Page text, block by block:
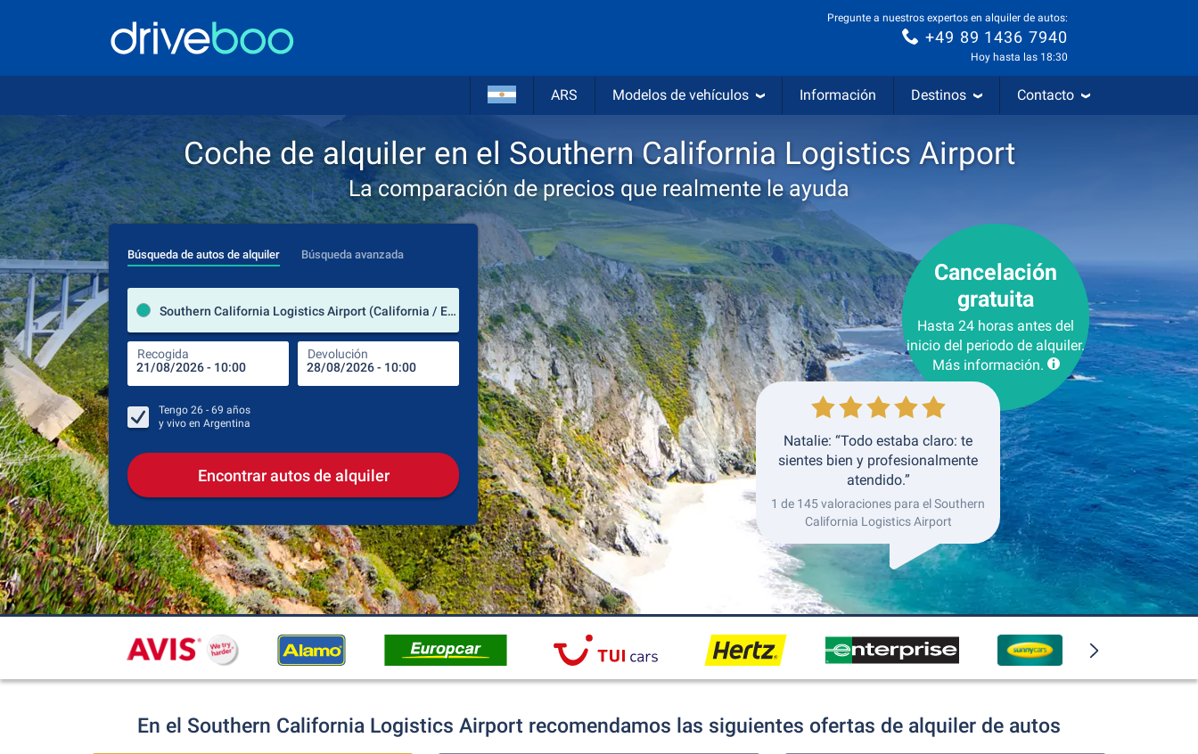
Pregunte a nuestros expertos en alquiler de autos:
+49 89 1436 7940
Hoy hasta las 18:30
ARS Modelos de vehículos Información Destinos Contacto
Coche de alquiler en el Southern California Logistics Airport
La comparación de precios que realmente le ayuda
Búsqueda de autos de alquiler Búsqueda avanzada
Southern California Logistics Airport (California / Estados Unidos de América)
Recogida Devolución
lugar de alquiler
Lugar de devolución
Recogida Devolución
Tengo 26 - 69 años
y vivo en Argentina
Encontrar autos de alquiler
Cancelación
gratuita
Hasta 24 horas antes del
inicio del periodo de alquiler.
Más información.
Natalie: “Todo estaba claro: te
sientes bien y profesionalmente
atendido.”
1 de 145 valoraciones para el Southern
California Logistics Airport
En el Southern California Logistics Airport recomendamos las siguientes ofertas de alquiler de autos